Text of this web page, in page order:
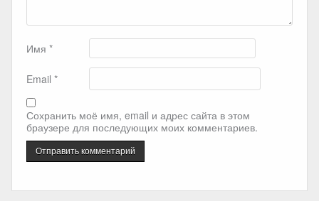
Имя *
Email *
Сохранить моё имя, email и адрес сайта в этом
браузере для последующих моих комментариев.